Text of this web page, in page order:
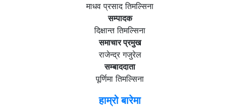
माधव प्रसाद तिमल्सिना
सम्पादक
दिक्षान्त तिमल्सिना
समाचार प्रमुख
राजेन्द्र गजुरेल
सम्बाददाता
पूर्णिमा तिमल्सिना
हाम्रो बारेमा